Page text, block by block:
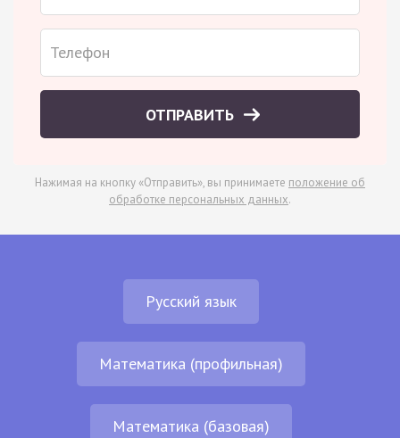
ОТПРАВИТЬ
Нажимая на кнопку «Отправить», вы принимаете положение об
обработке персональных данных.
Русский язык
Математика (профильная)
Математика (базовая)